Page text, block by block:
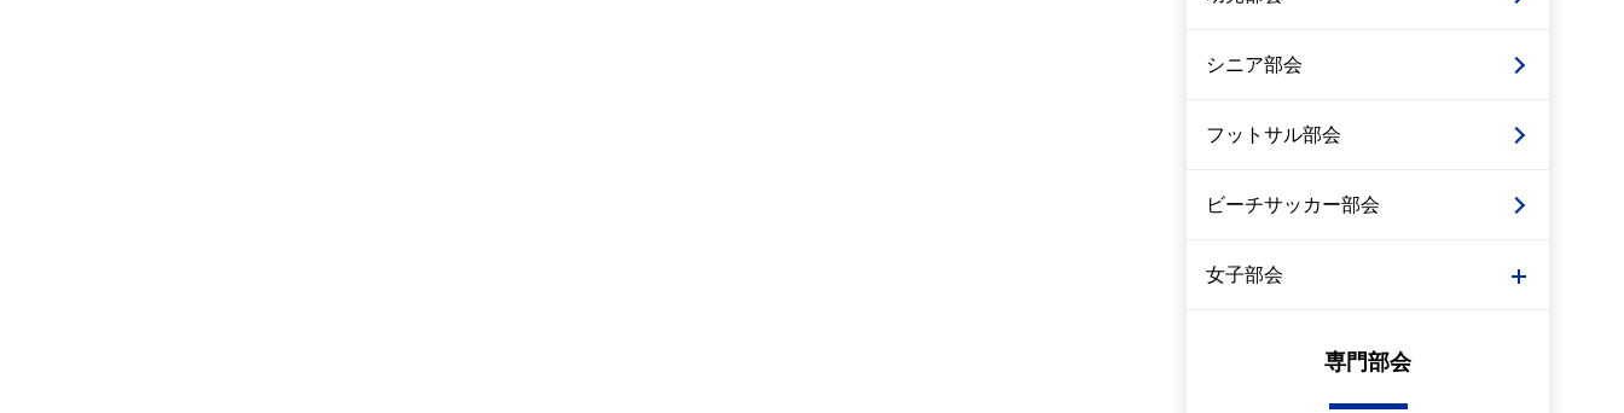
シニア部会
フットサル部会
ビーチサッカー部会
女子部会
専門部会